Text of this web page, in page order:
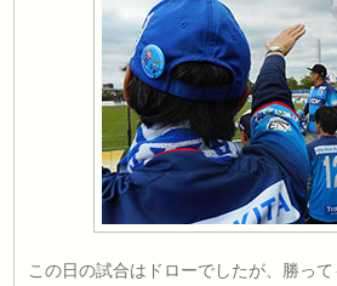
この日の試合はドローでしたが、勝って